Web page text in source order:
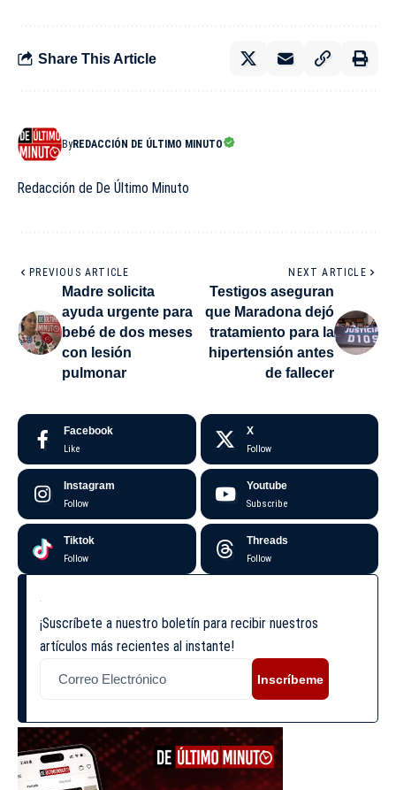
Share This Article
ByREDACCIÓN DE ÚLTIMO MINUTO
Redacción de De Último Minuto
PREVIOUS ARTICLE
Madre solicita
ayuda urgente para
bebé de dos meses
con lesión
pulmonar
NEXT ARTICLE
Testigos aseguran
que Maradona dejó
tratamiento para la
hipertensión antes
de fallecer
Facebook
Like
X
Follow
Instagram
Follow
Youtube
Subscribe
Tiktok
Follow
Threads
Follow
¡Suscríbete a nuestro boletín para recibir nuestros
artículos más recientes al instante!
Inscríbeme